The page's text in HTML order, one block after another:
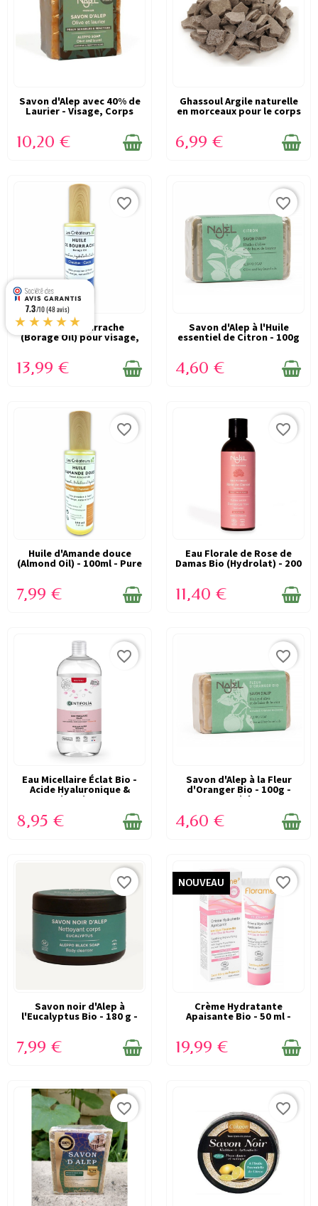
EN STOCK
Savon d'Alep avec 40% de
Laurier - Visage, Corps
et...
10,20 €
EN STOCK
Ghassoul Argile naturelle
en morceaux pour le corps
500g...
6,99 €
EN STOCK
favorite_border
Huile de Bourrache
(Borage Oil) pour visage,
corps et...
13,99 €
EN STOCK
favorite_border
Savon d'Alep à l'Huile
essentiel de Citron - 100g
4,60 €
EN STOCK
favorite_border
Huile d'Amande douce
(Almond Oil) - 100ml - Pure
et 100%...
7,99 €
EN STOCK
favorite_border
Eau Florale de Rose de
Damas Bio (Hydrolat) - 200
ml - Najel
11,40 €
EN STOCK
favorite_border
Eau Micellaire Éclat Bio -
Acide Hyaluronique &
Vitamine...
8,95 €
EN STOCK
favorite_border
Savon d'Alep à la Fleur
d'Oranger Bio - 100g -
Najel
4,60 €
EN STOCK
favorite_border
Savon noir d'Alep à
l'Eucalyptus Bio - 180 g -
7,99 €
NOUVEAU
EN STOCK
favorite_border
Crème Hydratante
Apaisante Bio - 50 ml -
19,99 €
favorite_border favorite_border
7.3/10 (48 avis)
★★★★★